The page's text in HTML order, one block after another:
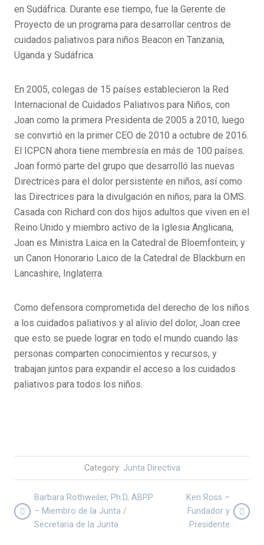
en Sudáfrica. Durante ese tiempo, fue la Gerente de
Proyecto de un programa para desarrollar centros de
cuidados paliativos para niños Beacon en Tanzania,
Uganda y Sudáfrica.
En 2005, colegas de 15 países establecieron la Red
Internacional de Cuidados Paliativos para Niños, con
Joan como la primera Presidenta de 2005 a 2010, luego
se convirtió en la primer CEO de 2010 a octubre de 2016.
El ICPCN ahora tiene membresía en más de 100 países.
Joan formó parte del grupo que desarrolló las nuevas
Directrices para el dolor persistente en niños, así como
las Directrices para la divulgación en niños, para la OMS.
Casada con Richard con dos hijos adultos que viven en el
Reino Unido y miembro activo de la Iglesia Anglicana,
Joan es Ministra Laica en la Catedral de Bloemfontein; y
un Canon Honorario Laico de la Catedral de Blackburn en
Lancashire, Inglaterra.
Como defensora comprometida del derecho de los niños
a los cuidados paliativos y al alivio del dolor, Joan cree
que esto se puede lograr en todo el mundo cuando las
personas comparten conocimientos y recursos, y
trabajan juntos para expandir el acceso a los cuidados
paliativos para todos los niños.
Category: Junta Directiva
Barbara Rothweiler, Ph.D, ABPP
– Miembro de la Junta /
Secretaria de la Junta
Ken Ross –
Fundador y
Presidente